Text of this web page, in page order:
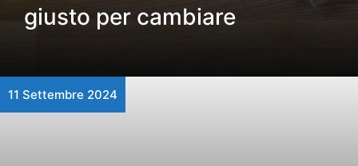
giusto per cambiare
11 Settembre 2024